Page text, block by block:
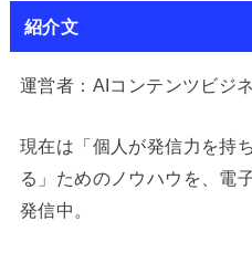
紹介文
運営者：AIコンテンツビジ
現在は「個人が発信力を持
る」ためのノウハウを、電
発信中。